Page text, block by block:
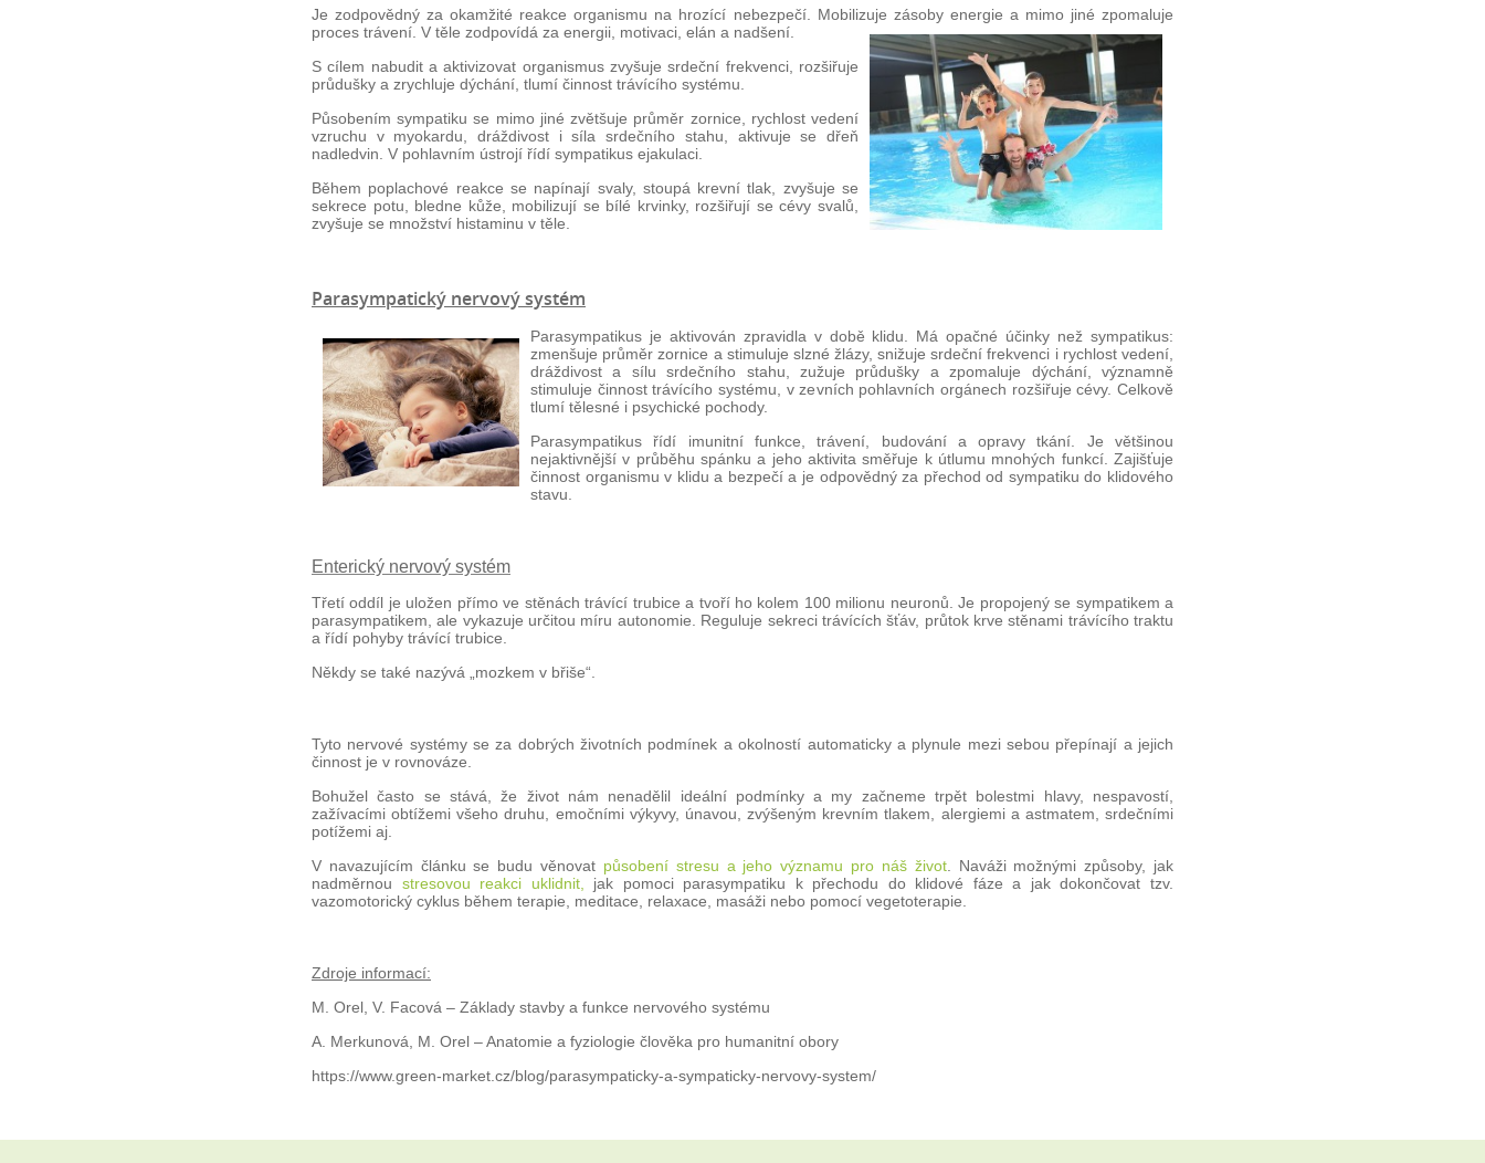
Je zodpovědný za okamžité reakce organismu na hrozící nebezpečí. Mobilizuje zásoby energie a mimo jiné zpomaluje
proces trávení. V těle zodpovídá za energii, motivaci, elán a nadšení.
S cílem nabudit a aktivizovat organismus zvyšuje srdeční frekvenci, rozšiřuje
průdušky a zrychluje dýchání, tlumí činnost trávícího systému.
Působením sympatiku se mimo jiné zvětšuje průměr zornice, rychlost vedení
vzruchu v myokardu, dráždivost i síla srdečního stahu, aktivuje se dřeň
nadledvin. V pohlavním ústrojí řídí sympatikus ejakulaci.
Během poplachové reakce se napínají svaly, stoupá krevní tlak, zvyšuje se
sekrece potu, bledne kůže, mobilizují se bílé krvinky, rozšiřují se cévy svalů,
zvyšuje se množství histaminu v těle.
Parasympatický nervový systém
Parasympatikus je aktivován zpravidla v době klidu. Má opačné účinky než sympatikus:
zmenšuje průměr zornice a stimuluje slzné žlázy, snižuje srdeční frekvenci i rychlost vedení,
dráždivost a sílu srdečního stahu, zužuje průdušky a zpomaluje dýchání, významně
stimuluje činnost trávícího systému, v zevních pohlavních orgánech rozšiřuje cévy. Celkově
tlumí tělesné i psychické pochody.
Parasympatikus řídí imunitní funkce, trávení, budování a opravy tkání. Je většinou
nejaktivnější v průběhu spánku a jeho aktivita směřuje k útlumu mnohých funkcí. Zajišťuje
činnost organismu v klidu a bezpečí a je odpovědný za přechod od sympatiku do klidového
stavu.
Enterický nervový systém
Třetí oddíl je uložen přímo ve stěnách trávící trubice a tvoří ho kolem 100 milionu neuronů. Je propojený se sympatikem a
parasympatikem, ale vykazuje určitou míru autonomie. Reguluje sekreci trávících šťáv, průtok krve stěnami trávícího traktu
a řídí pohyby trávící trubice.
Někdy se také nazývá „mozkem v břiše“.
Tyto nervové systémy se za dobrých životních podmínek a okolností automaticky a plynule mezi sebou přepínají a jejich
činnost je v rovnováze.
Bohužel často se stává, že život nám nenadělil ideální podmínky a my začneme trpět bolestmi hlavy, nespavostí,
zažívacími obtížemi všeho druhu, emočními výkyvy, únavou, zvýšeným krevním tlakem, alergiemi a astmatem, srdečními
potížemi aj.
V navazujícím článku se budu věnovat působení stresu a jeho významu pro náš život. Naváži možnými způsoby, jak
nadměrnou stresovou reakci uklidnit,
jak pomoci parasympatiku k přechodu do klidové fáze a jak dokončovat tzv.
vazomotorický cyklus během terapie, meditace, relaxace, masáži nebo pomocí vegetoterapie.
Zdroje informací:
M. Orel, V. Facová – Základy stavby a funkce nervového systému
A. Merkunová, M. Orel – Anatomie a fyziologie člověka pro humanitní obory
https://www.green-market.cz/blog/parasympaticky-a-sympaticky-nervovy-system/